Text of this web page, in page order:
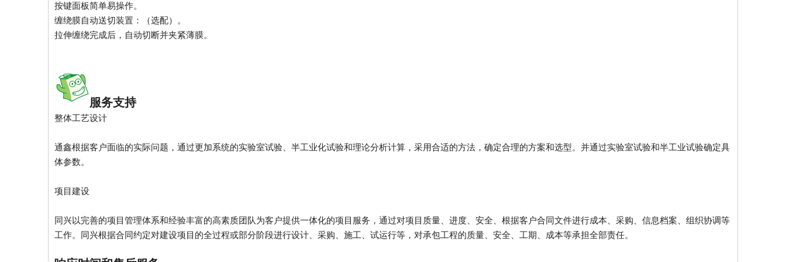
按键面板简单易操作。
缠绕膜自动送切装置：（选配）。
拉伸缠绕完成后，自动切断并夹紧薄膜。
服务支持
整体工艺设计
通鑫根据客户面临的实际问题，通过更加系统的实验室试验、半工业化试验和理论分析计算，采用合适的方法，确定合理的方案和选型。并通过实验室试验和半工业试验确定具
体参数。
项目建设
同兴以完善的项目管理体系和经验丰富的高素质团队为客户提供一体化的项目服务，通过对项目质量、进度、安全、根据客户合同文件进行成本、采购、信息档案、组织协调等
工作。同兴根据合同约定对建设项目的全过程或部分阶段进行设计、采购、施工、试运行等，对承包工程的质量、安全、工期、成本等承担全部责任。